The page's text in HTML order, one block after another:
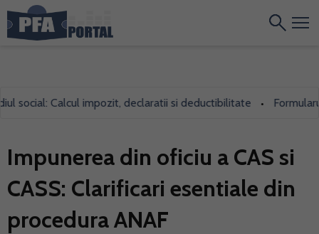
Calcul impozit, declaratii si deductibilitate • Formularul
Impunerea din oficiu a CAS si
CASS: Clarificari esentiale din
procedura ANAF